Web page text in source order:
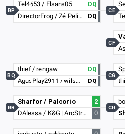
Tel4653 / Elsans05
DQ
DirectorFrog / Zé Pelinho
DQ
BP
thief / rengaw
DQ
AgusPlay2911 / wilsonesko
DQ
BQ
Sharfor / Palcorio
2
DAlessa / K&G | ArcStrom
0
BR
CE
CF
CG
CH